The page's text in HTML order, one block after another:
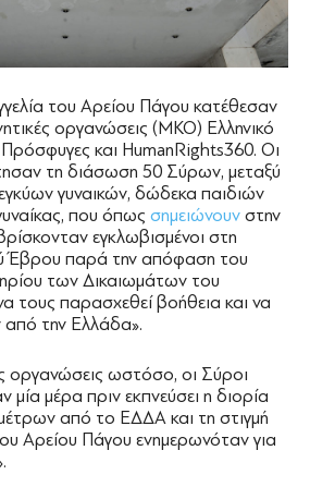
του Αρείου Πάγου κατέθεσαν
οργανώσεις (ΜΚΟ) Ελληνικό
και HumanRights360. Οι
τη διάσωση 50 Σύρων, μεταξύ
γυναικών, δώδεκα παιδιών
που όπως σημειώνουν στην
εγκλωβισμένοι στη
Έβρου παρά την απόφαση του
των Δικαιωμάτων του
παρασχεθεί βοήθεια και να
την Ελλάδα».
οργανώσεις ωστόσο, οι Σύροι
μέρα πριν εκπνεύσει η διορία
από το ΕΔΔΑ και τη στιγμή
Αρείου Πάγου ενημερωνόταν για